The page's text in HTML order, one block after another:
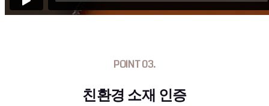
POINT 03.
친환경 소재 인증